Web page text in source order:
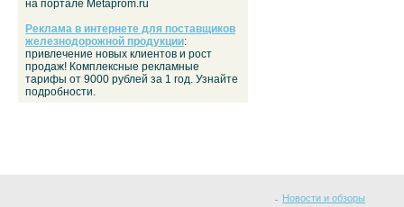
на портале Metaprom.ru
Реклама в интернете для поставщиков
железнодорожной продукции:
привлечение новых клиентов и рост
продаж! Комплексные рекламные
тарифы от 9000 рублей за 1 год. Узнайте
подробности.
Новости и обзоры